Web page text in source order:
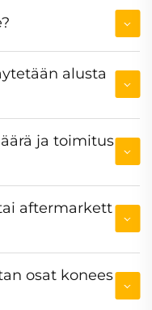
alusta
ja toimitus
aftermarkett
osat konees